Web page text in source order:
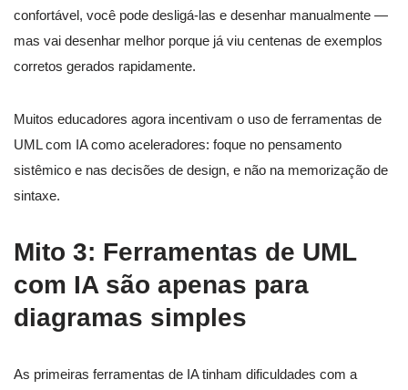
confortável, você pode desligá-las e desenhar manualmente —
mas vai desenhar melhor porque já viu centenas de exemplos
corretos gerados rapidamente.
Muitos educadores agora incentivam o uso de ferramentas de
UML com IA como aceleradores: foque no pensamento
sistêmico e nas decisões de design, e não na memorização de
sintaxe.
Mito 3: Ferramentas de UML
com IA são apenas para
diagramas simples
As primeiras ferramentas de IA tinham dificuldades com a